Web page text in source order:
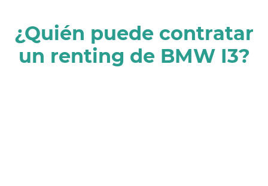
¿Quién puede contratar
un renting de BMW I3?